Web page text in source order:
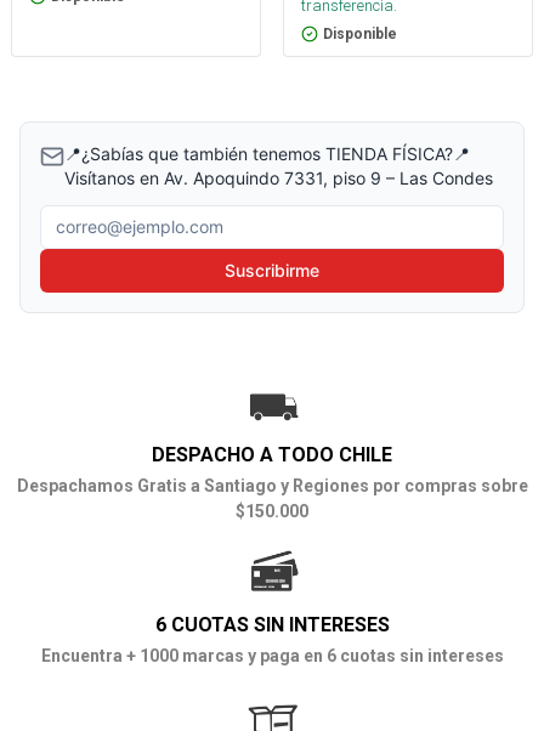
transferencia.
Disponible
📍¿Sabías que también tenemos TIENDA FÍSICA?📍
Visítanos en Av. Apoquindo 7331, piso 9 – Las Condes
Correo electrónico
Suscribirme
DESPACHO A TODO CHILE
Despachamos Gratis a Santiago y Regiones por compras sobre
$150.000
6 CUOTAS SIN INTERESES
Encuentra + 1000 marcas y paga en 6 cuotas sin intereses